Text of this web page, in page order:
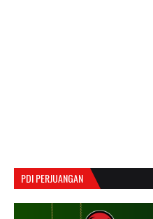
PDI PERJUANGAN